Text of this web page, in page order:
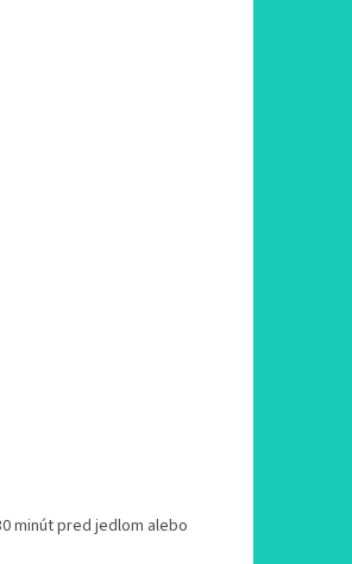
minút pred jedlom alebo